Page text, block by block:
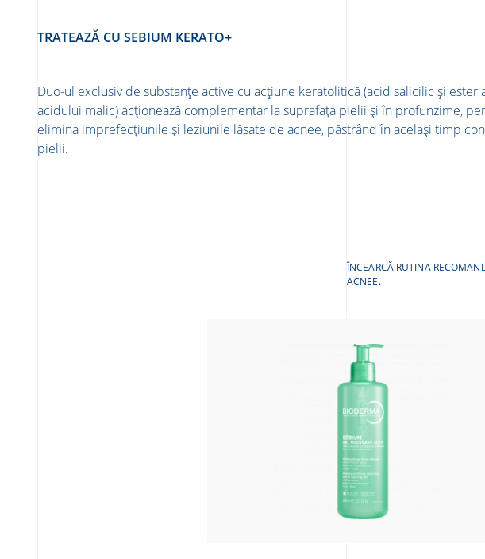
TRATEAZĂ CU SEBIUM KERATO+ ​
​Duo-ul exclusiv de substanțe active cu acțiune keratolitică (acid salicilic și ester
acidului malic) acționează complementar la suprafața pielii și în profunzime,
elimina imprefecțiunile și leziunile lăsate de acnee, păstrând în același timp
pielii. ​
ÎNCEARCĂ RUTINA
ACNEE.